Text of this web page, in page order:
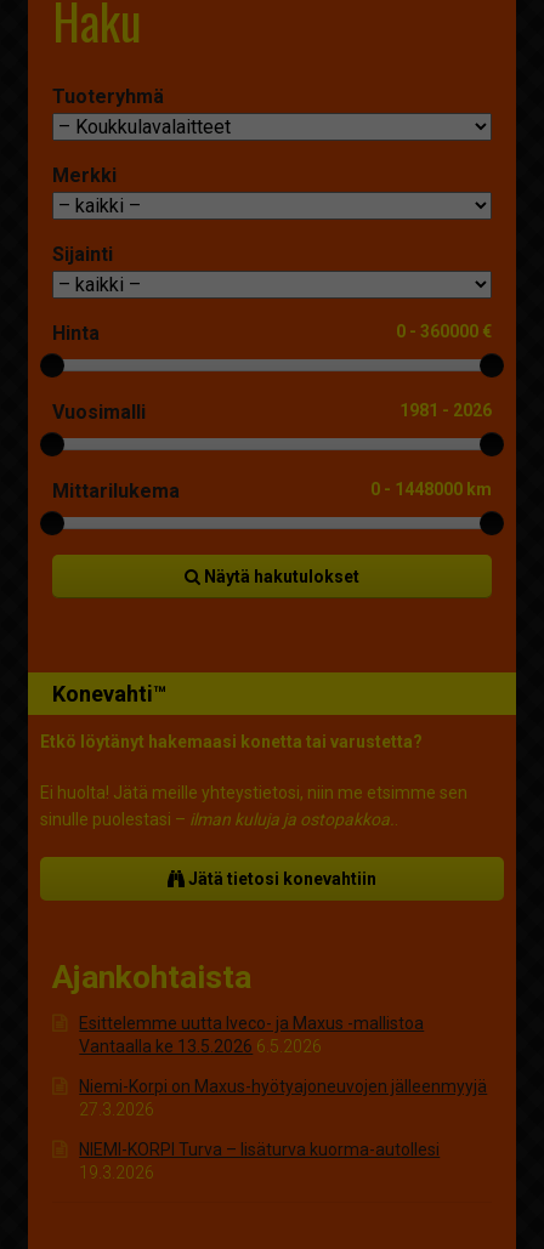
Haku
Tuoteryhmä
Merkki
Sijainti
0 -360000 €
Hinta
1981 - 2026
Vuosimalli
0 - 1448000 km
Mittarilukema
Näytä hakutulokset
Konevahti™
Etkö löytänyt hakemaasi konetta tai varustetta?
Ei huolta! Jätä meille yhteystietosi, niin me etsimme sen
sinulle puolestasi – ilman kuluja ja ostopakkoa.
Jätä tietosi konevahtiin
Ajankohtaista
Esittelemme uutta Iveco- ja Maxus -mallistoa
Vantaalla ke 13.5.2026 6.5.2026
Niemi-Korpi on Maxus-hyötyajoneuvojen jälleenmyyjä
27.3.2026
NIEMI-KORPI Turva – lisäturva kuorma-autollesi
19.3.2026